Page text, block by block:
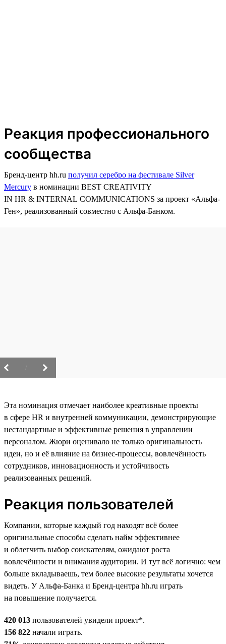
Реакция профессионального
сообщества
Бренд-центр hh.ru получил серебро на фестивале Silver
Mercury в номинации BEST CREATIVITY
IN HR & INTERNAL COMMUNICATIONS за проект «Альфа-
Ген», реализованный совместно с Альфа-Банком.
Эта номинация отмечает наиболее креативные проекты
в сфере HR и внутренней коммуникации, демонстрирующие
нестандартные и эффективные решения в управлении
персоналом. Жюри оценивало не только оригинальность
идеи, но и её влияние на бизнес-процессы, вовлечённость
сотрудников, инновационность и устойчивость
реализованных решений.
Реакция пользователей
Компании, которые каждый год находят всё более
оригинальные способы сделать найм эффективнее
и облегчить выбор соискателям, ожидают роста
вовлечённости и внимания аудитории. И тут всё логично: чем
больше вкладываешь, тем более высокие результаты хочется
видеть. У Альфа-Банка и Бренд-центра hh.ru играть
на повышение получается.
420 013 пользователей увидели проект*.
156 822 начали играть.